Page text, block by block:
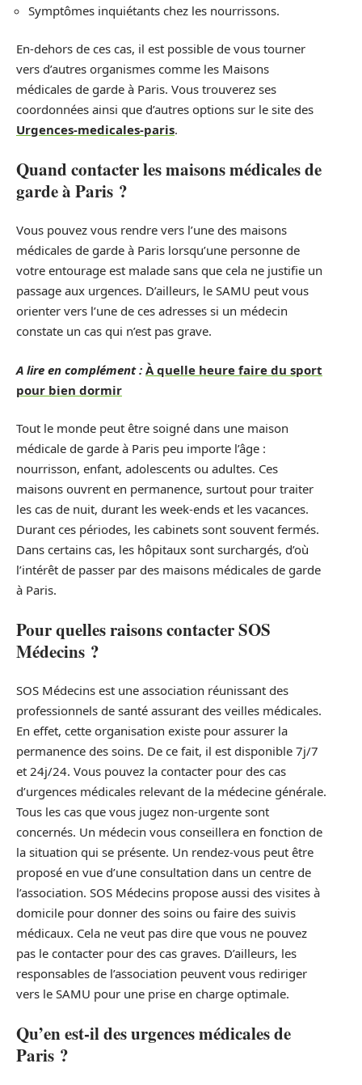
Symptômes inquiétants chez les nourrissons.
En-dehors de ces cas, il est possible de vous tourner
vers d’autres organismes comme les Maisons
médicales de garde à Paris. Vous trouverez ses
coordonnées ainsi que d’autres options sur le site des
Urgences-medicales-paris.
Quand contacter les maisons médicales de
garde à Paris ?
Vous pouvez vous rendre vers l’une des maisons
médicales de garde à Paris lorsqu’une personne de
votre entourage est malade sans que cela ne justifie un
passage aux urgences. D’ailleurs, le SAMU peut vous
orienter vers l’une de ces adresses si un médecin
constate un cas qui n’est pas grave.
A lire en complément : À quelle heure faire du sport
pour bien dormir
Tout le monde peut être soigné dans une maison
médicale de garde à Paris peu importe l’âge :
nourrisson, enfant, adolescents ou adultes. Ces
maisons ouvrent en permanence, surtout pour traiter
les cas de nuit, durant les week-ends et les vacances.
Durant ces périodes, les cabinets sont souvent fermés.
Dans certains cas, les hôpitaux sont surchargés, d’où
l’intérêt de passer par des maisons médicales de garde
à Paris.
Pour quelles raisons contacter SOS
Médecins ?
SOS Médecins est une association réunissant des
professionnels de santé assurant des veilles médicales.
En effet, cette organisation existe pour assurer la
permanence des soins. De ce fait, il est disponible 7j/7
et 24j/24. Vous pouvez la contacter pour des cas
d’urgences médicales relevant de la médecine générale.
Tous les cas que vous jugez non-urgente sont
concernés. Un médecin vous conseillera en fonction de
la situation qui se présente. Un rendez-vous peut être
proposé en vue d’une consultation dans un centre de
l’association. SOS Médecins propose aussi des visites à
domicile pour donner des soins ou faire des suivis
médicaux. Cela ne veut pas dire que vous ne pouvez
pas le contacter pour des cas graves. D’ailleurs, les
responsables de l’association peuvent vous rediriger
vers le SAMU pour une prise en charge optimale.
Qu’en est-il des urgences médicales de
Paris ?